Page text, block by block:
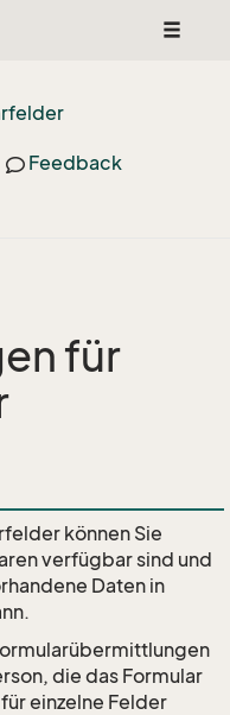
Toggle
Feedback
für
können Sie
verfügbar sind und
Daten in
die das Formular
einzelne Felder